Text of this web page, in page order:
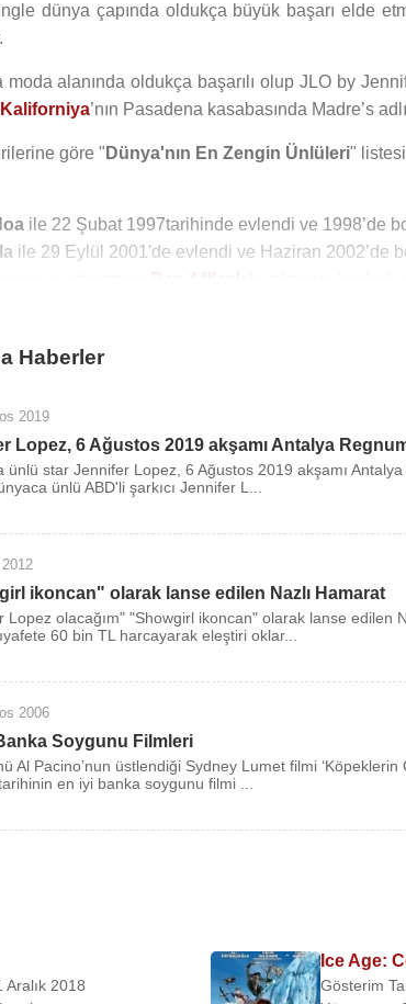
dünya çapında oldukça büyük başarı elde
alanında oldukça başarılı olup JLO by
Kaliforniya’nın Pasadena kasabasında Madre’s
göre " Dünya'nın En Zengin Ünlüleri"
ile 22 Şubat 1997tarihinde evlendi ve 1998’de
ile 29 Eylül 2001'de evlendi ve Haziran 2002’de
Muniz” adlarında ikiz çocukları var.
oyuncu
Alex Rodriguez ile beraber oldu.
Haberler
2019
Lopez, 6 Ağustos 2019 akşamı Antalya
ünlü star Jennifer Lopez, 6 Ağustos 2019 akşamı
ünlü ABD'li şarkıcı Jennifer L...
ikoncan" olarak lanse edilen Nazlı Hamarat
Lopez olacağım" "Showgirl ikoncan" olarak lanse edilen
60 bin TL harcayarak eleştiri oklar...
2006
Soygunu Filmleri
Al Pacino’nun üstlendiği Sydney Lumet filmi ‘Köpeklerin
en iyi banka soygunu filmi ...
2018
Ice Age:
Gösterim